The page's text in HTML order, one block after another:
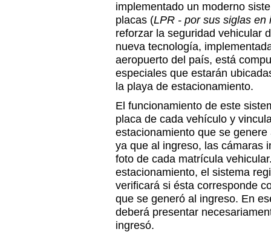
implementado un moderno
placas (LPR - por sus siglas en
reforzar la seguridad vehicular
nueva tecnología,
aeropuerto del país, está
especiales que estarán
la playa de estacionamiento.
El funcionamiento de este
placa de cada vehículo y
estacionamiento que se
ya que al ingreso, las cámaras
foto de cada matrícula
estacionamiento, el sistema
verificará si ésta corresponde
que se generó al ingreso. En
deberá presentar
ingresó.